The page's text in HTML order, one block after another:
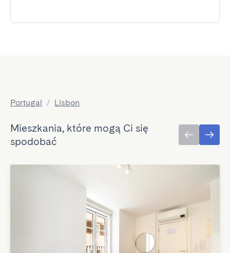
Portugal / Lisbon
Mieszkania, które mogą Ci się
spodobać